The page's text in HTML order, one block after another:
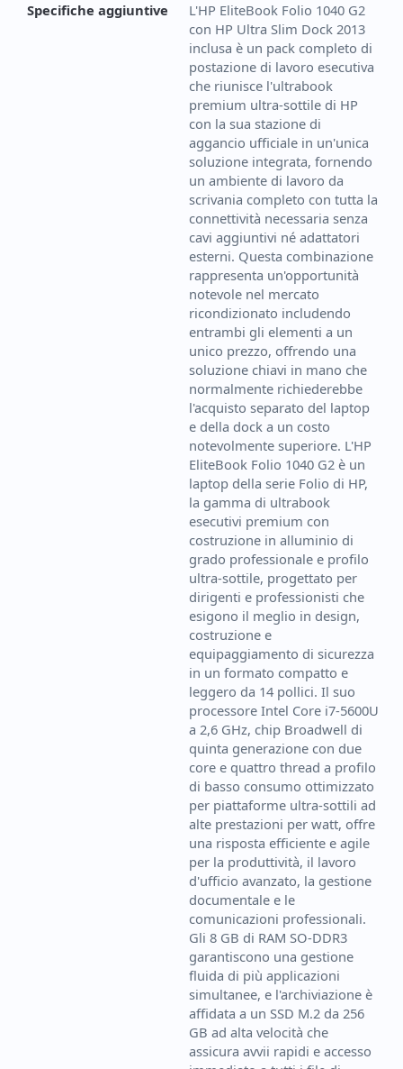
Specifiche aggiuntive
L'HP EliteBook Folio 1040 G2
con HP Ultra Slim Dock 2013
inclusa è un pack completo di
postazione di lavoro esecutiva
che riunisce l'ultrabook
premium ultra-sottile di HP
con la sua stazione di
aggancio ufficiale in un'unica
soluzione integrata, fornendo
un ambiente di lavoro da
scrivania completo con tutta la
connettività necessaria senza
cavi aggiuntivi né adattatori
esterni. Questa combinazione
rappresenta un'opportunità
notevole nel mercato
ricondizionato includendo
entrambi gli elementi a un
unico prezzo, offrendo una
soluzione chiavi in mano che
normalmente richiederebbe
l'acquisto separato del laptop
e della dock a un costo
notevolmente superiore. L'HP
EliteBook Folio 1040 G2 è un
laptop della serie Folio di HP,
la gamma di ultrabook
esecutivi premium con
costruzione in alluminio di
grado professionale e profilo
ultra-sottile, progettato per
dirigenti e professionisti che
esigono il meglio in design,
costruzione e
equipaggiamento di sicurezza
in un formato compatto e
leggero da 14 pollici. Il suo
processore Intel Core i7-5600U
a 2,6 GHz, chip Broadwell di
quinta generazione con due
core e quattro thread a profilo
di basso consumo ottimizzato
per piattaforme ultra-sottili ad
alte prestazioni per watt, offre
una risposta efficiente e agile
per la produttività, il lavoro
d'ufficio avanzato, la gestione
documentale e le
comunicazioni professionali.
Gli 8 GB di RAM SO-DDR3
garantiscono una gestione
fluida di più applicazioni
simultanee, e l'archiviazione è
affidata a un SSD M.2 da 256
GB ad alta velocità che
assicura avvii rapidi e accesso